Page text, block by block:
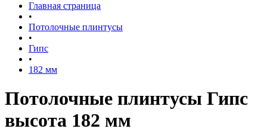
Главная страница
•
Потолочные плинтусы
•
Гипс
•
182 мм
Потолочные плинтусы Гипс
высота 182 мм